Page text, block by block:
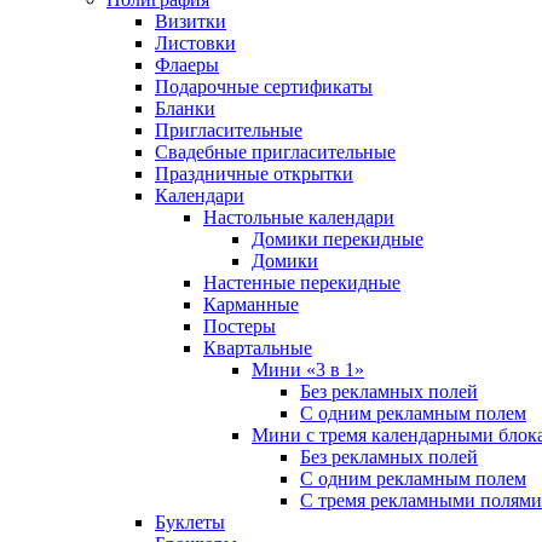
Визитки
Листовки
Флаеры
Подарочные сертификаты
Бланки
Пригласительные
Свадебные пригласительные
Праздничные открытки
Календари
Настольные календари
Домики перекидные
Домики
Настенные перекидные
Карманные
Постеры
Квартальные
Мини «3 в 1»
Без рекламных полей
С одним рекламным полем
Мини с тремя календарными
Без рекламных полей
С одним рекламным полем
С тремя рекламными полями
Буклеты